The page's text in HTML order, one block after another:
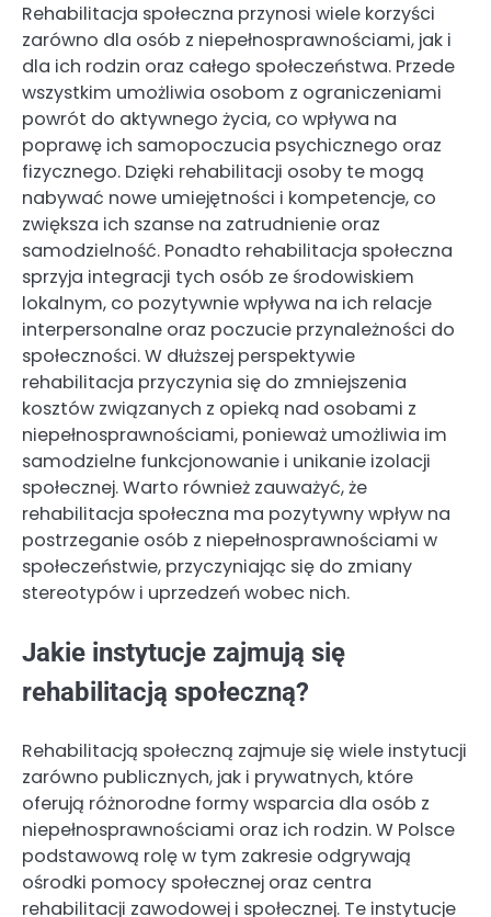
Rehabilitacja społeczna przynosi wiele korzyści
zarówno dla osób z niepełnosprawnościami, jak i
dla ich rodzin oraz całego społeczeństwa. Przede
wszystkim umożliwia osobom z ograniczeniami
powrót do aktywnego życia, co wpływa na
poprawę ich samopoczucia psychicznego oraz
fizycznego. Dzięki rehabilitacji osoby te mogą
nabywać nowe umiejętności i kompetencje, co
zwiększa ich szanse na zatrudnienie oraz
samodzielność. Ponadto rehabilitacja społeczna
sprzyja integracji tych osób ze środowiskiem
lokalnym, co pozytywnie wpływa na ich relacje
interpersonalne oraz poczucie przynależności do
społeczności. W dłuższej perspektywie
rehabilitacja przyczynia się do zmniejszenia
kosztów związanych z opieką nad osobami z
niepełnosprawnościami, ponieważ umożliwia im
samodzielne funkcjonowanie i unikanie izolacji
społecznej. Warto również zauważyć, że
rehabilitacja społeczna ma pozytywny wpływ na
postrzeganie osób z niepełnosprawnościami w
społeczeństwie, przyczyniając się do zmiany
stereotypów i uprzedzeń wobec nich.
Jakie instytucje zajmują się
rehabilitacją społeczną?
Rehabilitacją społeczną zajmuje się wiele instytucji
zarówno publicznych, jak i prywatnych, które
oferują różnorodne formy wsparcia dla osób z
niepełnosprawnościami oraz ich rodzin. W Polsce
podstawową rolę w tym zakresie odgrywają
ośrodki pomocy społecznej oraz centra
rehabilitacji zawodowej i społecznej. Te instytucje